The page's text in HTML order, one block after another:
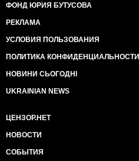
ФОНД ЮРИЯ БУТУСОВА
РЕКЛАМА
УСЛОВИЯ ПОЛЬЗОВАНИЯ
ПОЛИТИКА КОНФИДЕНЦИАЛЬНОСТИ
НОВИНИ СЬОГОДНІ
UKRAINIAN NEWS
ЦЕНЗОР.НЕТ
НОВОСТИ
СОБЫТИЯ